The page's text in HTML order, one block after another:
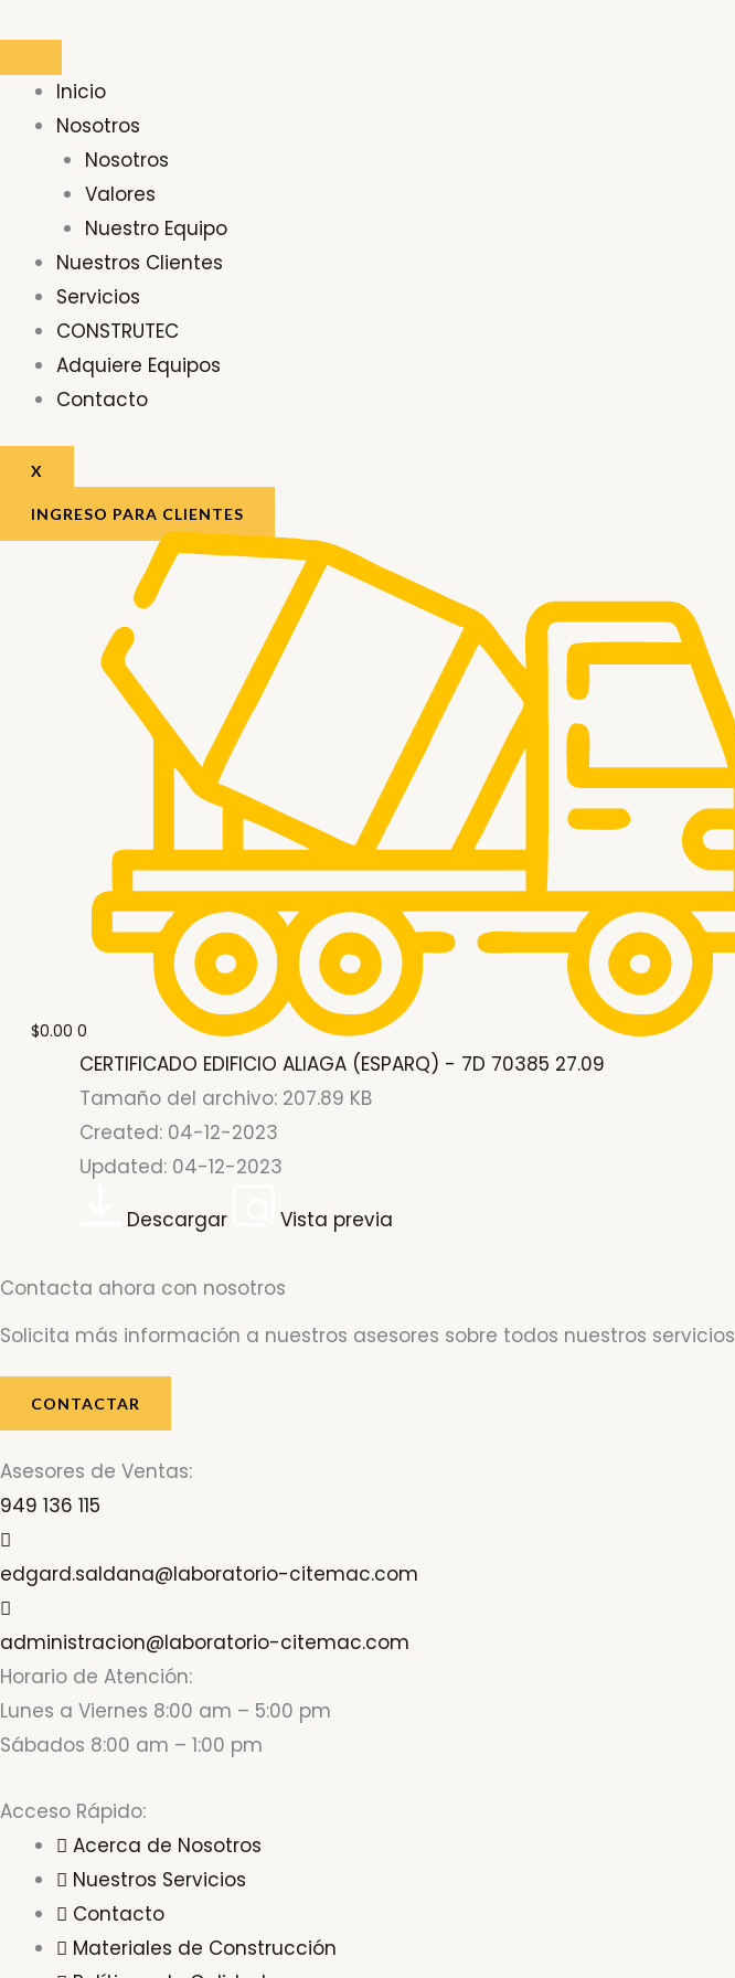
contenido
Inicio
Nosotros
Nosotros
Valores
Nuestro Equipo
Nuestros Clientes
Servicios
CONSTRUTEC
Adquiere Equipos
Contacto
X
INGRESO PARA CLIENTES
$0.00 0
CERTIFICADO EDIFICIO ALIAGA (ESPARQ) - 7D 70385 27.09
Tamaño del archivo: 207.89 KB
Created: 04-12-2023
Updated: 04-12-2023
Descargar
Vista previa
Contacta ahora con nosotros
Solicita más información a nuestros asesores sobre todos nuestros servicios
CONTACTAR
Asesores de Ventas:
949 136 115
edgard.saldana@laboratorio-citemac.com
administracion@laboratorio-citemac.com
Horario de Atención:
Lunes a Viernes 8:00 am – 5:00 pm
Sábados 8:00 am – 1:00 pm
Acceso Rápido:
Acerca de Nosotros
Nuestros Servicios
Contacto
Materiales de Construcción